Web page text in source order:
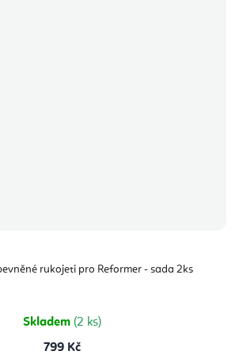
rukojeti pro Reformer - sada 2ks
Skladem (2 ks)
799 Kč